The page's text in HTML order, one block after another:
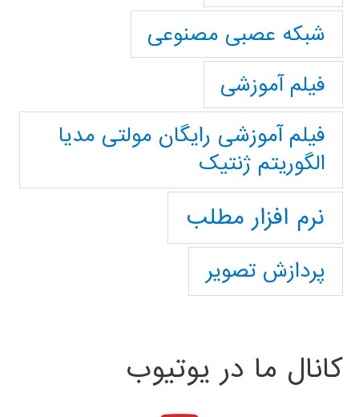
شبکه عصبی مصنوعی
فیلم آموزشی
فیلم آموزشی رایگان مولتی مدیا
الگوریتم ژنتیک
نرم افزار مطلب
پردازش تصویر
کانال ما در یوتیوب